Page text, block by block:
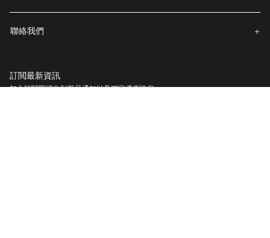
聯絡我們
訂閲最新資訊
加入訂閱即可收到新品通知以及獨家優惠訊息。